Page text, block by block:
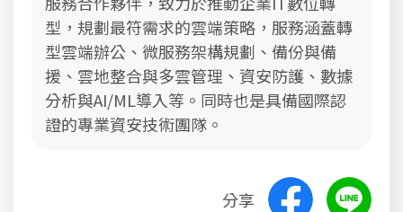
型，規劃最符需求的雲端策略，服務涵蓋轉
型雲端辦公、微服務架構規劃、備份與備
援、雲地整合與多雲管理、資安防護、數據
分析與AI/ML導入等。同時也是具備國際認
證的專業資安技術團隊。
分享